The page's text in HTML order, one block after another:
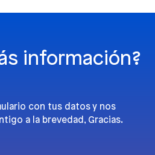
información?
con tus datos y nos
a la brevedad, Gracias.